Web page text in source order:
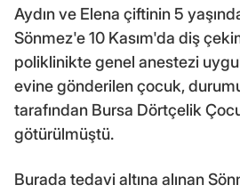
Aydın ve Elena çiftinin 5
Sönmez'e 10 Kasım'da diş
poliklinikte genel anestezi
evine gönderilen çocuk,
tarafından Bursa Dörtçelik
götürülmüştü.
Burada tedavi altına alınan